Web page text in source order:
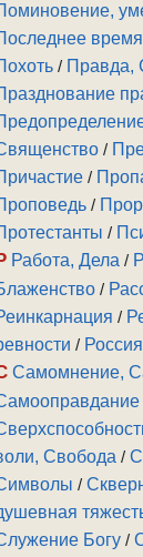
время
/ Правда,
/
/
/
/
Работа, Дела /
/
/
/ Россия
Самомнение,
Свобода /
/
Богу /